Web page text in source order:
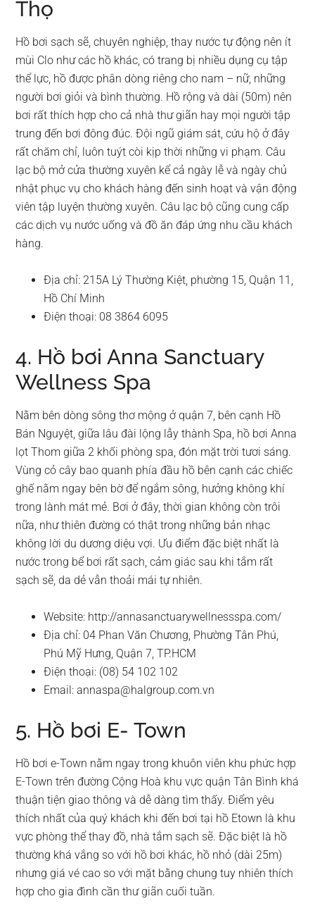
Thọ
Hồ bơi sạch sẽ, chuyên nghiệp, thay nước tự động nên ít
mùi Clo như các hồ khác, có trang bị nhiều dụng cụ tập
thể lực, hồ được phân dòng riêng cho nam – nữ, những
người bơi giỏi và bình thường. Hồ rộng và dài (50m) nên
bơi rất thích hợp cho cả nhà thư giãn hay mọi người tập
trung đến bơi đông đúc. Đội ngũ giám sát, cứu hộ ở đây
rất chăm chỉ, luôn tuýt còi kịp thời những vi phạm. Câu
lạc bộ mở cửa thường xuyên kể cả ngày lễ và ngày chủ
nhật phục vụ cho khách hàng đến sinh hoạt và vận động
viên tập luyện thường xuyên. Câu lạc bộ cũng cung cấp
các dịch vụ nước uống và đồ ăn đáp ứng nhu cầu khách
hàng.
Địa chỉ: 215A Lý Thường Kiệt, phường 15, Quận 11,
Hồ Chí Minh
Điện thoại: 08 3864 6095
4. Hồ bơi Anna Sanctuary
Wellness Spa
Nằm bên dòng sông thơ mộng ở quận 7, bên cạnh Hồ
Bán Nguyệt, giữa lâu đài lộng lẫy thành Spa, hồ bơi Anna
lọt Thom giữa 2 khối phòng spa, đón mặt trời tươi sáng.
Vùng cỏ cây bao quanh phía đầu hồ bên cạnh các chiếc
ghế nằm ngay bên bờ để ngắm sông, hưởng không khí
trong lành mát mẻ. Bơi ở đây, thời gian không còn trôi
nữa, như thiên đường có thật trong những bản nhạc
không lời du dương diệu vợi. Ưu điểm đặc biệt nhất là
nước trong bể bơi rất sạch, cảm giác sau khi tắm rất
sạch sẽ, da dẻ vẫn thoải mái tự nhiên.
Website: http://annasanctuarywellnessspa.com/
Địa chỉ: 04 Phan Văn Chương, Phường Tân Phú,
Phú Mỹ Hưng, Quận 7, TP.HCM
Điện thoại: (08) 54 102 102
Email:annaspa@halgroup.com.vn
5. Hồ bơi E- Town
Hồ bơi e-Town nằm ngay trong khuôn viên khu phức hợp
E-Town trên đường Cộng Hoà khu vực quận Tân Bình khá
thuận tiện giao thông và dễ dàng tìm thấy. Điểm yêu
thích nhất của quý khách khi đến bơi tại hồ Etown là khu
vực phòng thể thay đồ, nhà tắm sạch sẽ. Đặc biệt là hồ
thường khá vắng so với hồ bơi khác, hồ nhỏ (dài 25m)
nhưng giá vé cao so với mặt bằng chung tuy nhiên thích
hợp cho gia đình cần thư giãn cuối tuần.